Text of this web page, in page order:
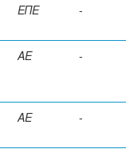
ΕΠΕ -
ΑΕ -
ΑΕ -